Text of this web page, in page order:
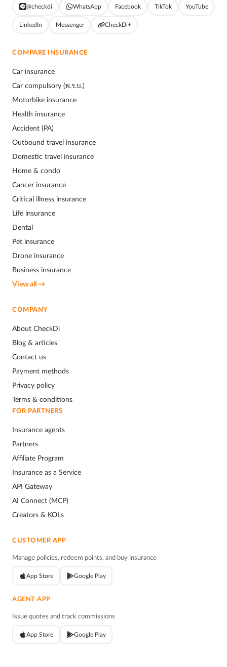
@checkdi WhatsApp Facebook TikTok YouTube
LinkedIn Messenger CheckDi+
COMPARE INSURANCE
Car insurance
Car compulsory (พ.ร.บ.)
Motorbike insurance
Health insurance
Accident (PA)
Outbound travel insurance
Domestic travel insurance
Home & condo
Cancer insurance
Critical illness insurance
Life insurance
Dental
Pet insurance
Drone insurance
Business insurance
View all →
COMPANY
About CheckDi
Blog & articles
Contact us
Payment methods
Privacy policy
Terms & conditions
FOR PARTNERS
Insurance agents
Partners
Affiliate Program
Insurance as a Service
API Gateway
AI Connect (MCP)
Creators & KOLs
CUSTOMER APP
Manage policies, redeem points, and buy insurance
App Store Google Play
AGENT APP
Issue quotes and track commissions
App Store Google Play